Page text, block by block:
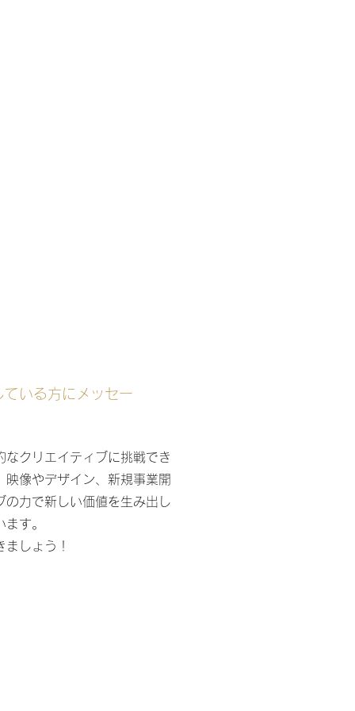
いる方に メッセー
クリエイティブに挑戦でき
像やデザイン、新規事業開
の力で新しい価値を生み出し
す。
しょう！